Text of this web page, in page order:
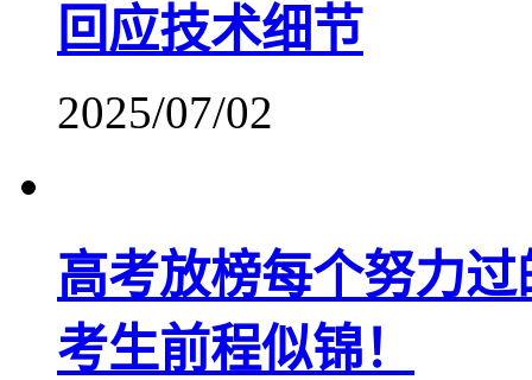
回应技术细节
2025/07/02
高考放榜每个努力
考生前程似锦！